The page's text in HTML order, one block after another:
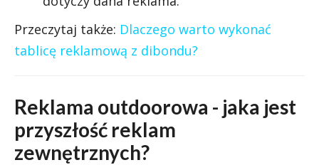
Przeczytaj także: Dlaczego warto wykonać
tablicę reklamową z dibondu?
Reklama outdoorowa - jaka jest
przyszłość reklam
zewnętrznych?